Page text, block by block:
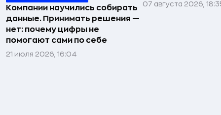
Компании научились собирать
данные. Принимать решения —
нет: почему цифры не
помогают сами по себе
21 июля 2026, 16:04
07 августа 2026,